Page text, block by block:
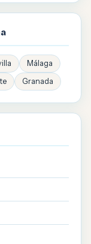
Málaga
Granada